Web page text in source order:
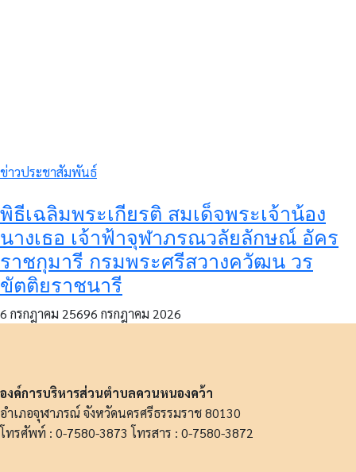
ข่าวประชาสัมพันธ์
พิธีเฉลิมพระเกียรติ สมเด็จพระเจ้าน้อง
นางเธอ เจ้าฟ้าจุฬาภรณวลัยลักษณ์ อัคร
ราชกุมารี กรมพระศรีสวางควัฒน วร
ขัตติยราชนารี
6 กรกฎาคม 25696 กรกฎาคม 2026
องค์การบริหารส่วนตำบลควนหนองคว้า
อำเภอจุฬาภรณ์ จังหวัดนครศรีธรรมราช 80130
โทรศัพท์ : 0-7580-3873 โทรสาร : 0-7580-3872